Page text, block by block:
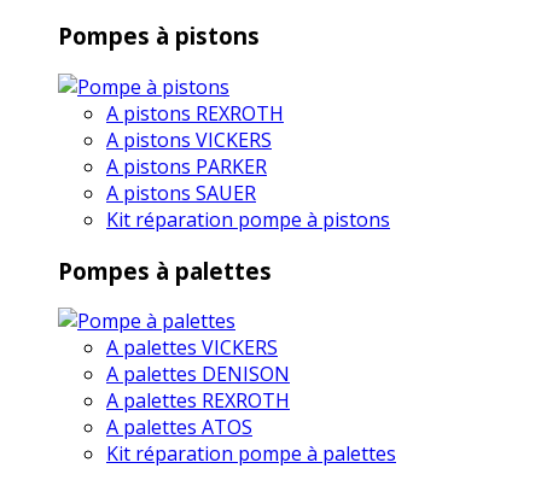
Pompes à pistons
A pistons REXROTH
A pistons VICKERS
A pistons PARKER
A pistons SAUER
Kit réparation pompe à pistons
Pompes à palettes
A palettes VICKERS
A palettes DENISON
A palettes REXROTH
A palettes ATOS
Kit réparation pompe à palettes